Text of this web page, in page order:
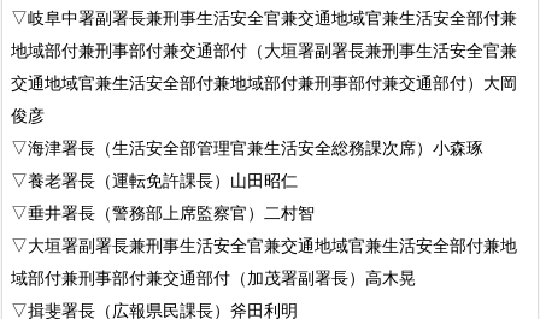
▽岐阜中署副署長兼刑事生活安全官兼交通地域官兼生活安全部付兼
地域部付兼刑事部付兼交通部付（大垣署副署長兼刑事生活安全官兼
交通地域官兼生活安全部付兼地域部付兼刑事部付兼交通部付）大岡
俊彦
▽海津署長（生活安全部管理官兼生活安全総務課次席）小森琢
▽養老署長（運転免許課長）山田昭仁
▽垂井署長（警務部上席監察官）二村智
▽大垣署副署長兼刑事生活安全官兼交通地域官兼生活安全部付兼地
域部付兼刑事部付兼交通部付（加茂署副署長）高木晃
▽揖斐署長（広報県民課長）斧田利明